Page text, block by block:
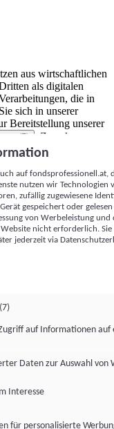
aus wirtschaftlichen
als digitalen
die in
sich in unserer
Bereitstellung unserer
(5)
. Zwecke:
von Werbeleistung
(z. B. login-
mit anderen
usw.) auf
werden, um es
oder einer Webseite
der hier aufgeführten
auf
nutzen wir Technologien
zufällig zugewiesene
gespeichert oder
von Werbeleistung
nicht erforderlich.
jederzeit via
(7)
auf Informationen auf
Daten zur Auswahl von
Interesse
für personalisierte